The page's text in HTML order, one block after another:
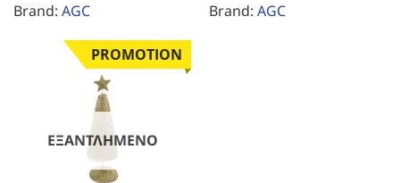
Brand: AGC Brand: AGC
PROMOTION
ΕΞΑΝΤΛΗΜΈΝΟ